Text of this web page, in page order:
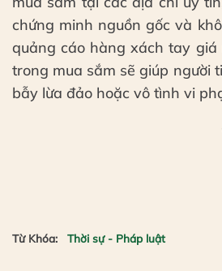
chứng minh nguồn gốc và
quảng cáo hàng xách tay giá
trong mua sắm sẽ giúp người
bẫy lừa đảo hoặc vô tình vi
Từ Khóa: Thời sự - Pháp luật